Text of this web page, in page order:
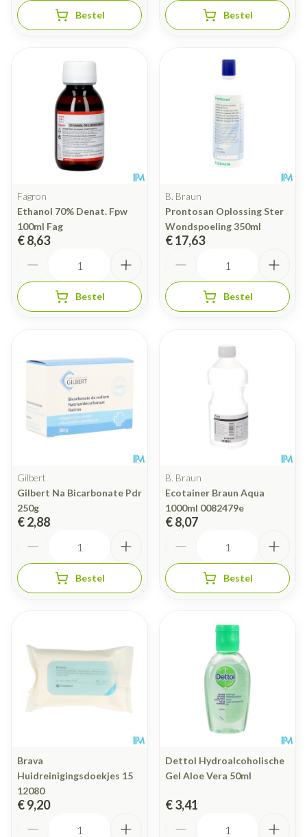
Bestel Bestel
Fagron
Ethanol 70% Denat. Fpw
100ml Fag
€ 8,63
Bestel
B. Braun
Prontosan Oplossing Ster
Wondspoeling 350ml
€ 17,63
Bestel
Gilbert
Gilbert Na Bicarbonate Pdr
250g
€ 2,88
Bestel
B. Braun
Ecotainer Braun Aqua
1000ml 0082479e
€ 8,07
Bestel
Brava
Huidreinigingsdoekjes 15
12080
€ 9,20
Dettol Hydroalcoholische
Gel Aloe Vera 50ml
€ 3,41